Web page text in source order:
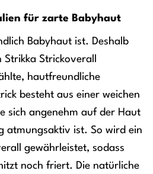
für zarte Babyhaut
Babyhaut ist. Deshalb
Strickoverall
hautfreundliche
besteht aus einer weichen
sich angenehm auf der Haut
atmungsaktiv ist. So wird ein
gewährleistet, sodass
noch friert. Die natürliche